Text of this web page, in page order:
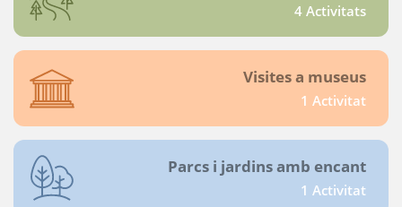
4 Activitats
Visites a museus
1 Activitat
Parcs i jardins amb encant
1 Activitat